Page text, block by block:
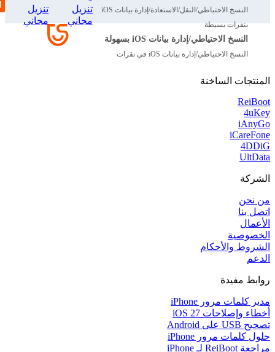
النسخ الاحتياطي/النقل/الاستعادة/إدارة بيانات iOS
بنقرات بسيطة
النسخ الاحتياطي/إدارة بيانات iOS بسهولة
النسخ الاحتياطي/إدارة بيانات iOS في نقرات
تنزيل
مجاني
تنزيل
مجاني
المنتجات الساخنة
ReiBoot
4uKey
iAnyGo
iCareFone
4DDiG
UltData
الشركة
من نحن
اتصل بنا
الأعمال
الخصوصية
الشروط والأحكام
الدعم
روابط مفيدة
مدير كلمات مرور iPhone
أخطاء وإصلاحات iOS 27
تصحيح USB على Android
حلول كلمات مرور iPhone
مراجعة ReiBoot لـ iPhone